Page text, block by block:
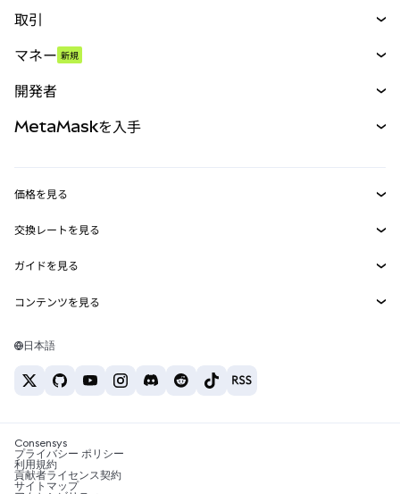
取引
パーペチュアル
RWA
マネー 新規
開発者
MetaMask Connect
Snaps
Web3サービス
MetaMaskを入手
セキュリティ
サポート
キャリア
お問い合わせ
価格を見る
イーサリアムの価格
Solanaの価格
Tetherの価格
交換レートを見る
ETH→USD
USDT→INR
BTC→INR
ETH→USDT
ガイドを見る
ETHの購入
USDTの購入
SHIBの購入
BNBの購入
コンテンツを見る
Solanaウォレット
税制関連ニュース
暗号資産の購入方法は？
日本語
Consensys
プライバシー ポリシー
利用規約
貢献者ライセンス契約
サイトマップ